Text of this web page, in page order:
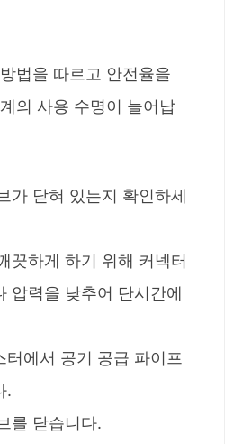
법을 따르고 안전율을
의 사용 수명이 늘어납
가 닫혀 있는지 확인하세
끗하게 하기 위해 커넥터
압력을 낮추어 단시간에
터에서 공기 공급 파이프
.
를 닫습니다.